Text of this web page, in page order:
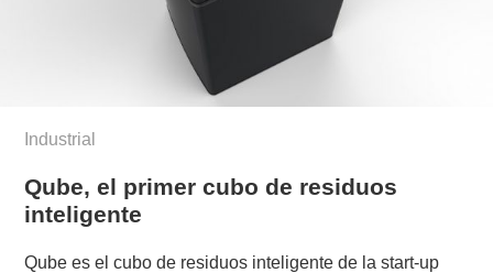
Industrial
Qube, el primer cubo de residuos
inteligente
Qube es el cubo de residuos inteligente de la start-up